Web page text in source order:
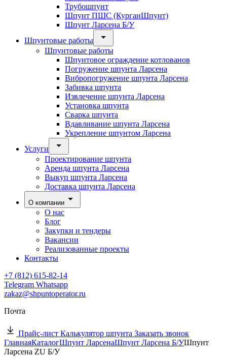
Трубошпунт
Шпунт ПШС (КурганШпунт)
Шпунт Ларсена Б/У
Шпунтовые работы
Шпунтовые работы
Шпунтовое ограждение котлованов
Погружение шпунта Ларсена
Вибропогружение шпунта Ларсена
Забивка шпунта
Извлечение шпунта Ларсена
Установка шпунта
Сварка шпунта
Вдавливание шпунта Ларсена
Укрепление шпунтом Ларсена
Услуги
Проектирование шпунта
Аренда шпунта Ларсена
Выкуп шпунта Ларсена
Доставка шпунта Ларсена
О компании
О нас
Блог
Закупки и тендеры
Вакансии
Реализованные проекты
Контакты
+7 (812) 615-82-14
Telegram Whatsapp
zakaz@shpuntoperator.ru
Почта
Прайс-лист Калькулятор шпунта Заказать звонок
ГлавнаяКаталогШпунт ЛарсенаШпунт Ларсена Б/УШпунт
Ларсена ZU Б/У